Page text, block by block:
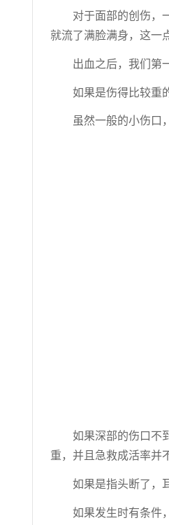
对于面部的创伤，
就流了满脸满身，这一
出血之后，我们第
如果是伤得比较重
虽然一般的小伤口
如果深部的伤口不
重，并且急救成活率并
如果是指头断了，
如果发生时有条件